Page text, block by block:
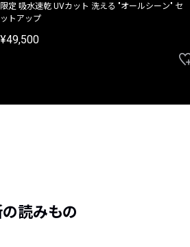
限定 吸水速乾 UVカット 洗える "オールシーン" セ
ットアップ
¥49,500
読みもの